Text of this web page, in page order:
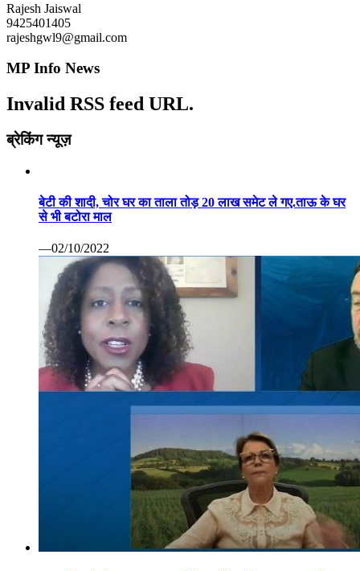
Rajesh Jaiswal
9425401405
rajeshgwl9@gmail.com
MP Info News
Invalid RSS feed URL.
ब्रेकिंग न्यूज़
बेटी की शादी, चोर घर का ताला तोड़ 20 लाख समेट ले गए.ताऊ के घर
से भी बटोरा माल
—02/10/2022